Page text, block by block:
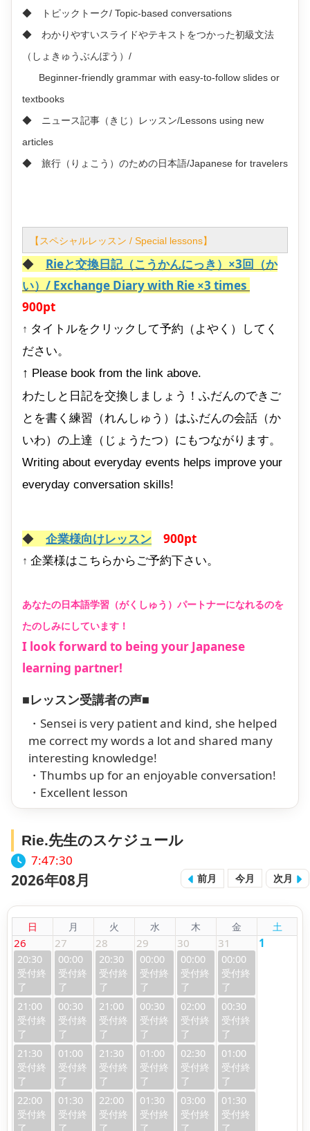
◆ トピックトーク/ Topic-based conversations
◆ わかりやすいスライドやテキストをつかった初級文法
（しょきゅうぶんぽう）/
Beginner-friendly grammar with easy-to-follow slides or
textbooks
◆ ニュース記事（きじ）レッスン/Lessons using new
articles
◆ 旅行（りょこう）のための日本語/Japanese for travelers
【スペシャルレッスン / Special lessons】
◆ Rieと交換日記（こうかんにっき）×3回（か
い）/ Exchange Diary with Rie ×3 times
900pt
↑ タイトルをクリックして予約（よやく）してく
ださい。
↑ Please book from the link above.
わたしと日記を交換しましょう！ふだんのできご
とを書く練習（れんしゅう）はふだんの会話（か
いわ）の上達（じょうたつ）にもつながります。
Writing about everyday events helps improve your
everyday conversation skills!
◆ 企業様向けレッスン 900pt
↑ 企業様はこちらからご予約下さい。
あなたの日本語学習（がくしゅう）パートナーになれるのを
たのしみにしています！
I look forward to being your Japanese
learning partner!
■レッスン受講者の声■
・Sensei is very patient and kind, she helped
me correct my words a lot and shared many
interesting knowledge!
・Thumbs up for an enjoyable conversation!
・Excellent lesson
Rie.先生のスケジュール
7:47:31
2026年08月 前月 今月 次月
日 月 火 水 木 金 土
26
20:30
21:00
21:30
22:00
27
00:00
00:30
01:00
01:30
28
20:30
21:00
21:30
22:00
29
00:00
00:30
01:00
01:30
30
00:00
02:00
02:30
03:00
31
00:00
00:30
01:00
01:30
1